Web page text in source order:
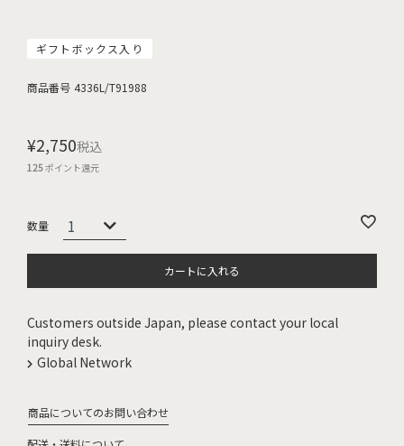
ギフトボックス入り
商品番号 4336L/T91988
¥2,750税込
125ポイント還元
カートに入れる
Customers outside Japan, please contact your local
inquiry desk.
Global Network
商品についてのお問い合わせ